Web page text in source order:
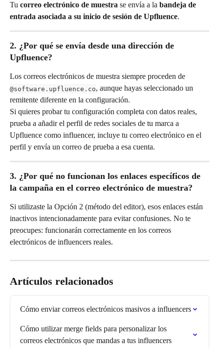
Tu correo electrónico de muestra se envía a la bandeja de
entrada asociada a su inicio de sesión de Upfluence.
2. ¿Por qué se envía desde una dirección de
Upfluence?
Los correos electrónicos de muestra siempre proceden de
@software.upfluence.co, aunque hayas seleccionado un
remitente diferente en la configuración.
Si quieres probar tu configuración completa con datos reales,
prueba a añadir el perfil de redes sociales de tu marca a
Upfluence como influencer, incluye tu correo electrónico en el
perfil y envía un correo de prueba a esa cuenta.
3. ¿Por qué no funcionan los enlaces específicos de
la campaña en el correo electrónico de muestra?
Si utilizaste la Opción 2 (método del editor), esos enlaces están
inactivos intencionadamente para evitar confusiones. No te
preocupes: funcionarán correctamente en los correos
electrónicos de influencers reales.
Artículos relacionados
Cómo enviar correos electrónicos masivos a influencers
Cómo utilizar merge fields para personalizar los
correos electrónicos que mandas a tus influencers